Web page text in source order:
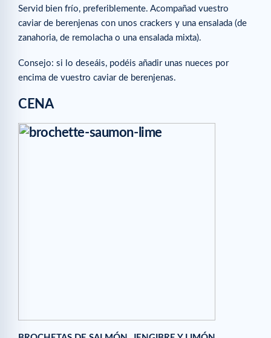
Servid bien frío, preferiblemente. Acompañad vuestro
caviar de berenjenas con unos crackers y una ensalada (de
zanahoria, de remolacha o una ensalada mixta).
Consejo: si lo deseáis, podéis añadir unas nueces por
encima de vuestro caviar de berenjenas.
CENA